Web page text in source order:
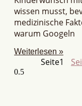
wissen musst,
medizinische
warum Googeln
Weiterlesen »
Seite1